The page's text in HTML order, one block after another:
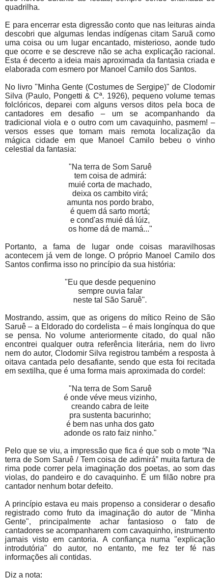
quadrilha.
E para encerrar esta digressão conto que nas leituras ainda
descobri que algumas lendas indígenas citam Saruã como
uma coisa ou um lugar encantado, misterioso, aonde tudo
que ocorre e se descreve não se acha explicação racional.
Esta é decerto a ideia mais aproximada da fantasia criada e
elaborada com esmero por Manoel Camilo dos Santos.
No livro "Minha Gente (Costumes de Sergipe)" de Clodomir
Silva (Paulo, Pongetti & Cª. 1926), pequeno volume temas
folclóricos, deparei com alguns versos ditos pela boca de
cantadores em desafio – um se acompanhando da
tradicional viola e o outro com um cavaquinho, pasmem! –
versos esses que tomam mais remota localização da
mágica cidade em que Manoel Camilo bebeu o vinho
celestial da fantasia:
"Na terra de Som Saruê
tem coisa de admirá:
muié corta de machado,
deixa os cambito virá;
amunta nos pordo brabo,
é quem dá sarto mortá;
e cond'as muié dá lúiz,
os home dá de mamá..."
Portanto, a fama de lugar onde coisas maravilhosas
acontecem já vem de longe. O próprio Manoel Camilo dos
Santos confirma isso no princípio da sua história:
"Eu que desde pequenino
sempre ouvia falar
neste tal São Saruê".
Mostrando, assim, que as origens do mítico Reino de São
Saruê – a Eldorado do cordelista – é mais longínqua do que
se pensa. No volume anteriormente citado, do qual não
encontrei qualquer outra referência literária, nem do livro
nem do autor, Clodomir Silva registrou também a resposta à
oitava cantada pelo desafiante, sendo que esta foi recitada
em sextilha, que é uma forma mais aproximada do cordel:
"Na terra de Som Saruê
é onde véve meus vizinho,
creando cabra de leite
pra sustenta bacurinho;
é bem nas unha dos gato
adonde os rato faiz ninho."
Pelo que se viu, a impressão que fica é que sob o mote “Na
terra de Som Saruê / Tem coisa de adimirá” muita fartura de
rima pode correr pela imaginação dos poetas, ao som das
violas, do pandeiro e do cavaquinho. É um filão nobre pra
cantador nenhum botar defeito.
A princípio estava eu mais propenso a considerar o desafio
registrado como fruto da imaginação do autor de "Minha
Gente", princi­palmente achar fantasioso o fato de
cantadores se acompanharem com cavaquinho, instrumento
jamais visto em cantoria. A confiança numa "explicação
introdutória" do autor, no entanto, me fez ter fé nas
informações ali contidas.
Diz a nota: